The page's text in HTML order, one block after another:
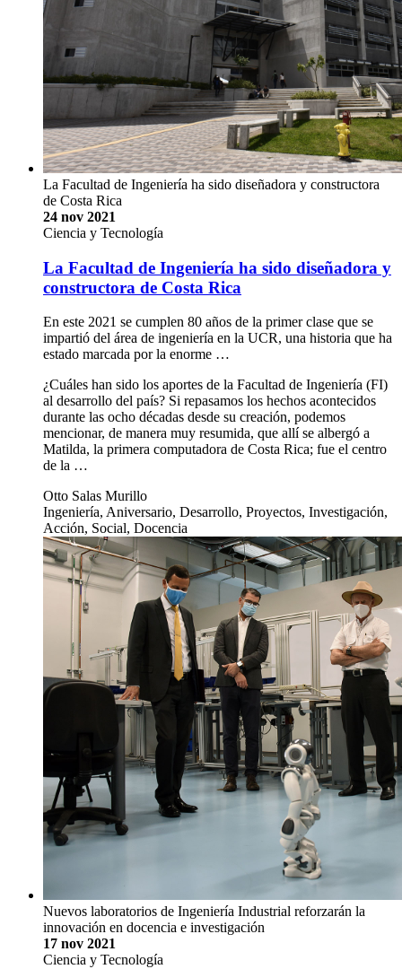
La Facultad de Ingeniería ha sido diseñadora y constructora
de Costa Rica
24 nov 2021
Ciencia y Tecnología
La Facultad de Ingeniería ha sido diseñadora y
constructora de Costa Rica
En este 2021 se cumplen 80 años de la primer clase que se
impartió del área de ingeniería en la UCR, una historia que ha
estado marcada por la enorme …
¿Cuáles han sido los aportes de la Facultad de Ingeniería (FI)
al desarrollo del país? Si repasamos los hechos acontecidos
durante las ocho décadas desde su creación, podemos
mencionar, de manera muy resumida, que allí se albergó a
Matilda, la primera computadora de Costa Rica; fue el centro
de la …
Otto Salas Murillo
Ingeniería, Aniversario, Desarrollo, Proyectos, Investigación,
Acción, Social, Docencia
Nuevos laboratorios de Ingeniería Industrial reforzarán la
innovación en docencia e investigación
17 nov 2021
Ciencia y Tecnología